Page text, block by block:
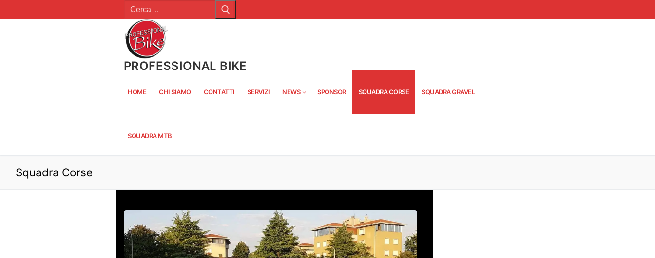
al
PROFESSIONAL BIKE
HOME CHI SIAMO CONTATTI SERVIZI NEWS SPONSOR SQUADRA CORSE SQUADRA GRAVEL
SQUADRA MTB
Squadra Corse